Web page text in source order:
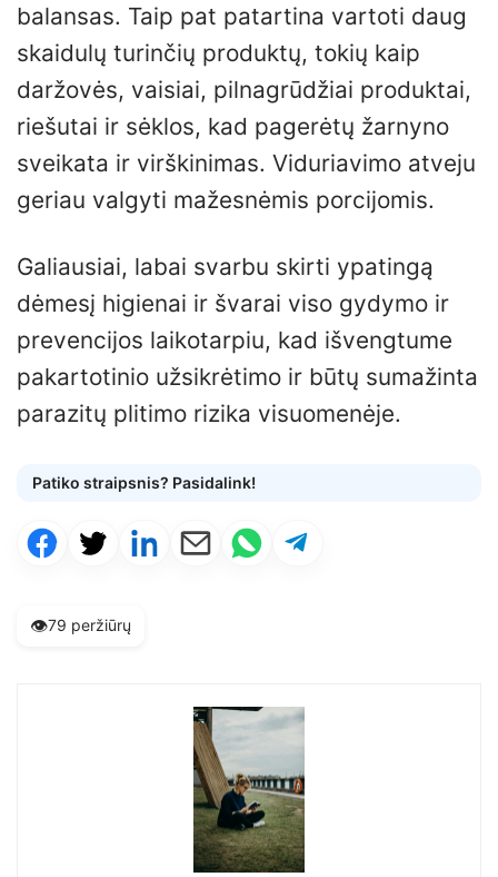
balansas. Taip pat patartina vartoti daug
skaidulų turinčių produktų, tokių kaip
daržovės, vaisiai, pilnagrūdžiai produktai,
riešutai ir sėklos, kad pagerėtų žarnyno
sveikata ir virškinimas. Viduriavimo atveju
geriau valgyti mažesnėmis porcijomis.
Galiausiai, labai svarbu skirti ypatingą
dėmesį higienai ir švarai viso gydymo ir
prevencijos laikotarpiu, kad išvengtume
pakartotinio užsikrėtimo ir būtų sumažinta
parazitų plitimo rizika visuomenėje.
Patiko straipsnis? Pasidalink!
👁️79 peržiūrų